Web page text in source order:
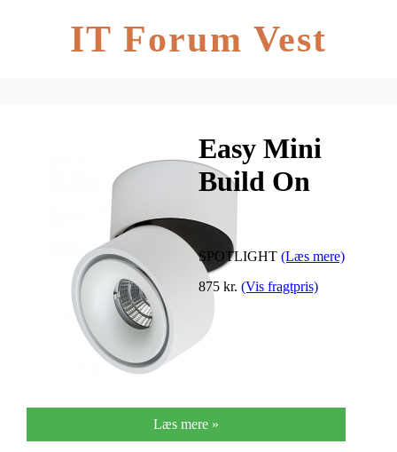
IT Forum Vest
Easy Mini
Build On
LED, hvid
SPOTLIGHT (Læs mere)
875 kr. (Vis fragtpris)
Læs mere »